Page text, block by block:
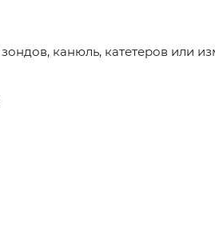
канюль, катетеров или